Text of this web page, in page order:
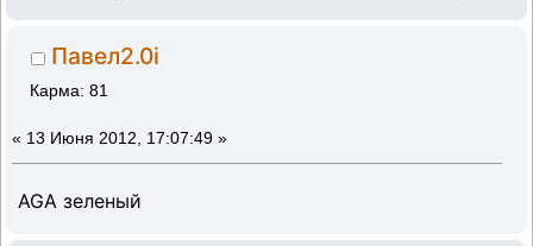
Павел2.0i
Карма: 81
« 13 Июня 2012, 17:07:49 »
AGA зеленый